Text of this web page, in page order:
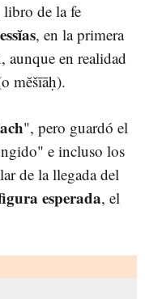
libro de la fe
, en la primera
aunque en realidad
mĕšīāḥ).
", pero guardó el
e incluso los
de la llegada del
esperada, el